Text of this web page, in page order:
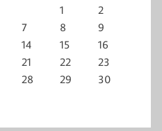
1
2
7 8
9
14 15
16
21 22
23
28 29
30